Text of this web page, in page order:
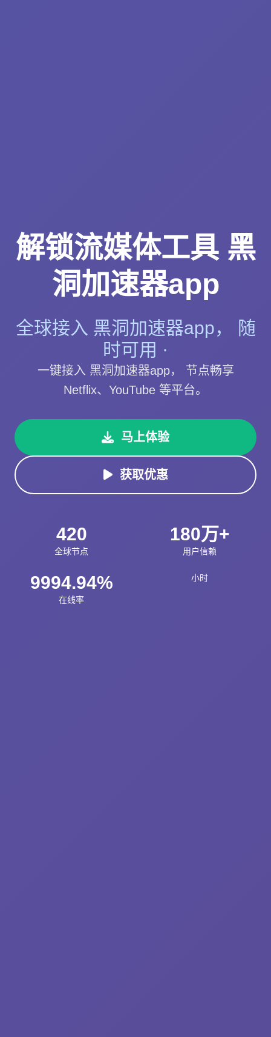
解锁流媒体工具 黑
洞加速器app
全球接入 黑洞加速器app， 随
时可用 ·
一键接入 黑洞加速器app， 节点畅享
Netflix、YouTube 等平台。
马上体验
获取优惠
420
全球节点
180万+
用户信赖
9994.94%
在线率
小时